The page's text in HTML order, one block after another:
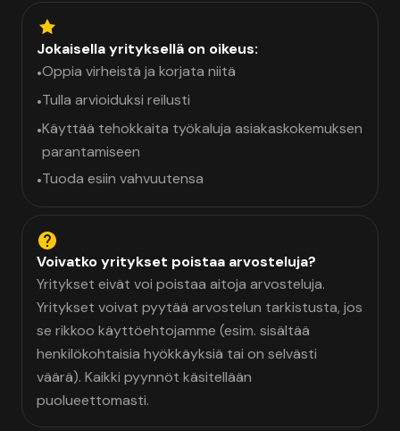
Jokaisella yrityksellä on oikeus:
•Oppia virheistä ja korjata niitä
•Tulla arvioiduksi reilusti
•Käyttää tehokkaita työkaluja asiakaskokemuksen
parantamiseen
•Tuoda esiin vahvuutensa
Voivatko yritykset poistaa arvosteluja?
Yritykset eivät voi poistaa aitoja arvosteluja.
Yritykset voivat pyytää arvostelun tarkistusta, jos
se rikkoo käyttöehtojamme (esim. sisältää
henkilökohtaisia hyökkäyksiä tai on selvästi
väärä). Kaikki pyynnöt käsitellään
puolueettomasti.